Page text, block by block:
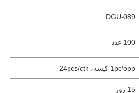
DGU-089
100 عدد
1pc/opp کیسه، 24pcs/ctn
15 روز